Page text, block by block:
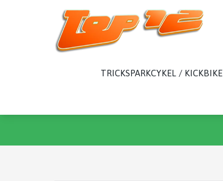
TRICKSPARKCYKEL / KICKBIKE